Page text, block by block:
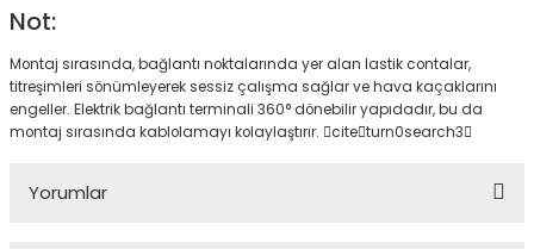
Not:
Montaj sırasında, bağlantı noktalarında yer alan lastik contalar,
titreşimleri sönümleyerek sessiz çalışma sağlar ve hava kaçaklarını
engeller. Elektrik bağlantı terminali 360° dönebilir yapıdadır, bu da
montaj sırasında kablolamayı kolaylaştırır. citeturn0search3
Yorumlar